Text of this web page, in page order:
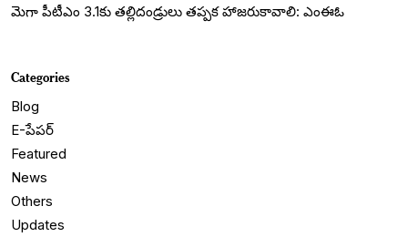
మెగా పీటీఎం 3.1కు తల్లిదండ్రులు తప్పక హాజరుకావాలి: ఎంఈఓ
Categories
Blog
E-పేపర్
Featured
News
Others
Updates